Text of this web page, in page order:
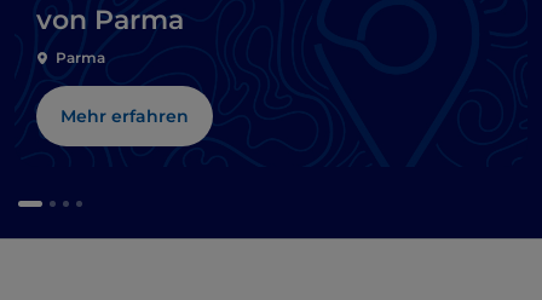
von Parma
Parma
Mehr erfahren